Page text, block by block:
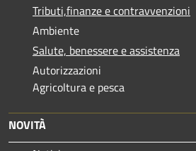
Tributi,finanze e contravvenzioni
Ambiente
Salute, benessere e assistenza
Autorizzazioni
Agricoltura e pesca
NOVITÀ